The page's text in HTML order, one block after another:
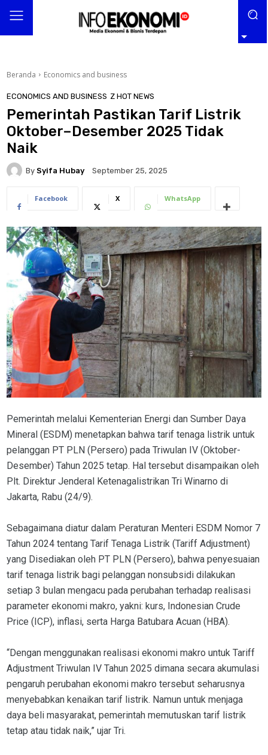
Beranda Economics and business
ECONOMICS AND BUSINESS Z HOT NEWS
Pemerintah Pastikan Tarif Listrik
Oktober–Desember 2025 Tidak
Naik
By Syifa Hubay September 25, 2025
Facebook X WhatsApp
Pemerintah melalui Kementerian Energi dan Sumber Daya
Mineral (ESDM) menetapkan bahwa tarif tenaga listrik untuk
pelanggan PT PLN (Persero) pada Triwulan IV (Oktober-
Desember) Tahun 2025 tetap. Hal tersebut disampaikan oleh
Plt. Direktur Jenderal Ketenagalistrikan Tri Winarno di
Jakarta, Rabu (24/9).
Sebagaimana diatur dalam Peraturan Menteri ESDM Nomor 7
Tahun 2024 tentang Tarif Tenaga Listrik (Tariff Adjustment)
yang Disediakan oleh PT PLN (Persero), bahwa penyesuaian
tarif tenaga listrik bagi pelanggan nonsubsidi dilakukan
setiap 3 bulan mengacu pada perubahan terhadap realisasi
parameter ekonomi makro, yakni: kurs, Indonesian Crude
Price (ICP), inflasi, serta Harga Batubara Acuan (HBA).
“Dengan menggunakan realisasi ekonomi makro untuk Tariff
Adjustment Triwulan IV Tahun 2025 dimana secara akumulasi
pengaruh perubahan ekonomi makro tersebut seharusnya
menyebabkan kenaikan tarif listrik. Namun untuk menjaga
daya beli masyarakat, pemerintah memutuskan tarif listrik
tetap atau tidak naik,” ujar Tri.